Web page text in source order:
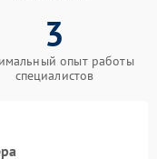
3
опыт работы
специалистов